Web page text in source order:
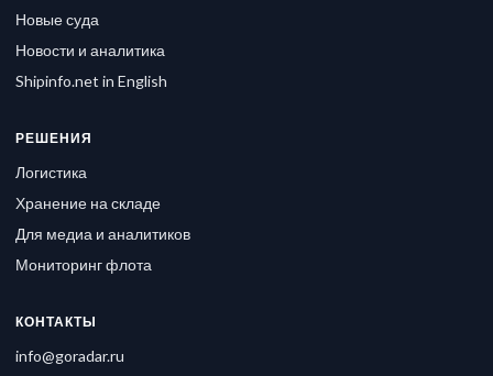
Новые суда
Новости и аналитика
Shipinfo.net in English
РЕШЕНИЯ
Логистика
Хранение на складе
Для медиа и аналитиков
Мониторинг флота
КОНТАКТЫ
info@goradar.ru